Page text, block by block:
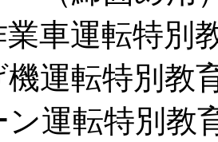
業車運転特別
機運転特別教
ン運転特別教